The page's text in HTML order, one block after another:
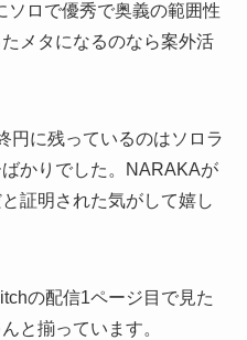
ソロで優秀で奥義の範囲性
メタになるのなら案外活
円に残っているのはソロラ
かりでした。NARAKAが
証明された気がして嬉し
の配信1ページ目で見た
と揃っています。